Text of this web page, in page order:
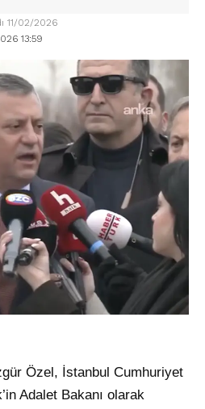
13:59
11/02/2026
Özel, İstanbul Cumhuriyet
Adalet Bakanı olarak